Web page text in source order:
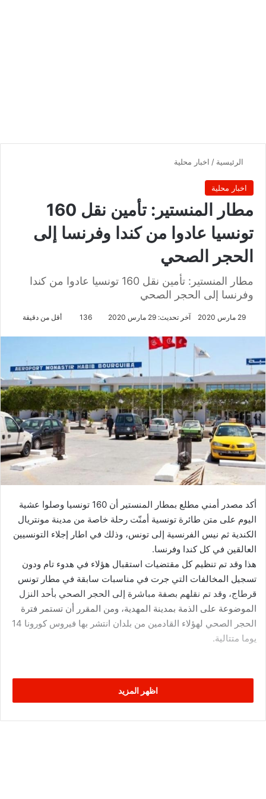
الرئيسية / اخبار محلية
اخبار محلية
مطار المنستير: تأمين نقل 160
تونسيا عادوا من كندا وفرنسا إلى
الحجر الصحي
مطار المنستير: تأمين نقل 160 تونسيا عادوا من كندا
وفرنسا إلى الحجر الصحي
29 مارس 2020 آخر تحديث: 29 مارس 2020 136 أقل من دقيقة
أكد مصدر أمني مطلع بمطار المنستير أن 160 تونسيا وصلوا عشية
اليوم على متن طائرة تونسية أمنّت رحلة خاصة من مدينة مونتريال
الكندية ثم نيس الفرنسية إلى تونس، وذلك في اطار إجلاء التونسيين
العالقين في كل كندا وفرنسا.
هذا وقد تم تنظيم كل مقتضيات استقبال هؤلاء في هدوء تام ودون
تسجيل المخالفات التي جرت في مناسبات سابقة في مطار تونس
قرطاج، وقد تم نقلهم بصفة مباشرة إلى الحجر الصحي بأحد النزل
الموضوعة على الذمة بمدينة المهدية، ومن المقرر أن تستمر فترة
الحجر الصحي لهؤلاء القادمين من بلدان انتشر بها فيروس كورونا 14
يوما متتالية.
اظهر المزيد